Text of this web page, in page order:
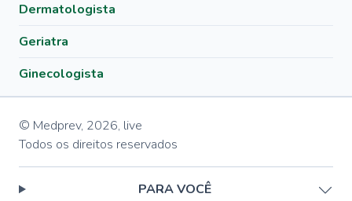
Dermatologista
Geriatra
Ginecologista
© Medprev, 2026, live
Todos os direitos reservados
PARA VOCÊ